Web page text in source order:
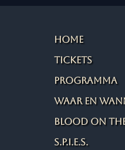
Home
Tickets
Programma
Waar en
Blood on
S.P.I.E.S.